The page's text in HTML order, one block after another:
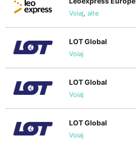
Voiaj, alte
LOT Global
Voiaj
LOT Global
Voiaj
LOT Global
Voiaj